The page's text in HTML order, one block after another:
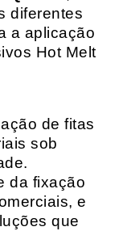
diferentes
a aplicação
Hot Melt
de fitas
sob
da fixação
e
que